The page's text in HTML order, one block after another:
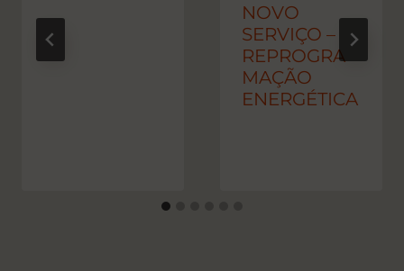
NOVO
SERVIÇO –
REPROGRA
MAÇÃO
ENERGÉTICA